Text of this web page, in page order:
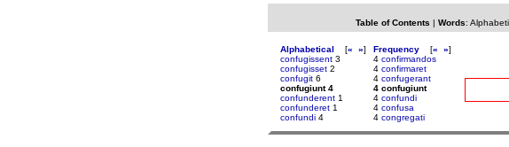
Table of Contents | Words:
Alphabetical [« »]
confugissent 3
confugisset 2
confugit 6
confugiunt 4
confunderent 1
confunderet 1
confundi 4
Frequency [« »]
4 confirmandos
4 confirmaret
4 confugerant
4 confugiunt
4 confundi
4 confusa
4 congregati